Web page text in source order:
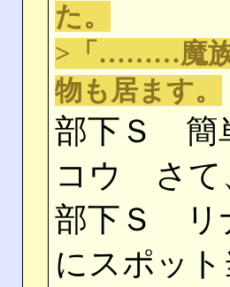
た。
>「………魔族
物も居ます。
部下Ｓ 簡
コウ さて
部下Ｓ リ
にスポッ